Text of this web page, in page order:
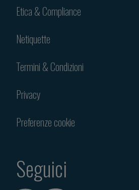
Etica & Compliance
Netiquette
Termini & Condizioni
Privacy
Preferenze cookie
Seguici